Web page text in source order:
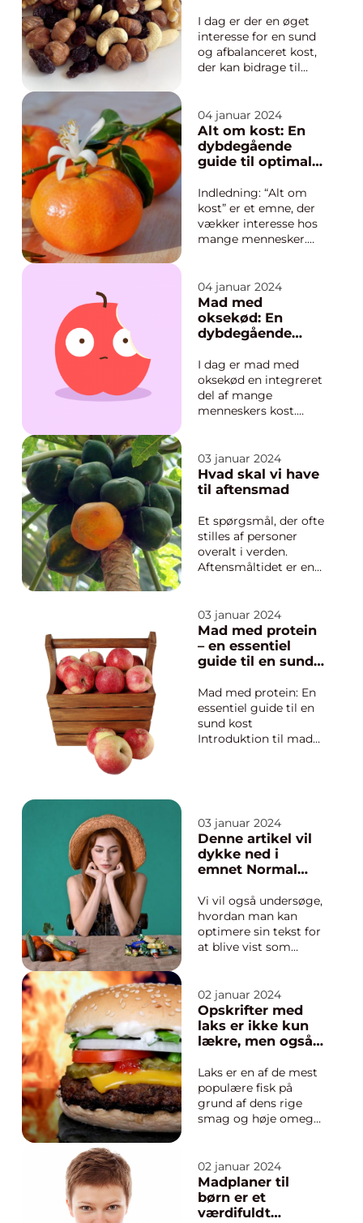
måder og passer
perfekt til
aftensmaden. I denne
arti...
næringsstoffer
I dag er der en øget
interesse for en sund
og afbalanceret kost,
der kan bidrage til
element i denne
sammenhæng er at
spise en proteinrig
aftensmad. Proteiner
kroppens opbygning
og funktion, og de s...
04 januar 2024
Alt om kost: En
dybdegående
guide til optimal
Indledning: “Alt om
kost” er et emne, der
vækker interesse hos
mange mennesker.
på vores sundhed,
energiniveau og
generelle
velbefindende. Det er
en grundlæggende
forståe...
04 januar 2024
Mad med
oksekød: En
dybdegående
og tradition
I dag er mad med
oksekød en integreret
del af mange
menneskers kost.
en lækker gryderet
eller en smagfuld bøf
stroganoff, er oksekød
velsmagende og
nærende madlavning.
I denne artikel vil...
03 januar 2024
Hvad skal vi have
til aftensmad
Et spørgsmål, der ofte
stilles af personer
overalt i verden.
Aftensmåltidet er en
samles omkring
bordet og nyder en
lækker og nærende
måltid. For mange er
for at afstresse og
hygge med ...
03 januar 2024
Mad med protein
– en essentiel
guide til en sund
Mad med protein: En
essentiel guide til en
sund kost
Introduktion til mad
vigtige funktioner i
vores kroppe.
Proteiner består af
aminosyrer, som er
byggestenene for
vore...
03 januar 2024
Denne artikel vil
dykke ned i
emnet Normal
omfattende og
informativ
præsentation af
hvad det
udviklet sig over
tid
Vi vil også undersøge,
hvordan man kan
optimere sin tekst for
at blive vist som
Hvad er “Normal BMI”
og vigtig information
“Normal BMI” står for
Body Mass Index og
vurd...
02 januar 2024
Opskrifter med
laks er ikke kun
lækre, men også
Laks er en af de mest
populære fisk på
grund af dens rige
smag og høje omega-
dykke ned i forskellige
opskrifter med laks,
give dig tips til
tilberedning og
02 januar 2024
Madplaner til
børn er et
værdifuldt